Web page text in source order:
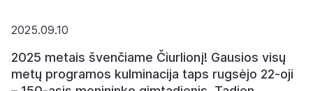
2025.09.10
2025 metais švenčiame Čiurlionį! Gausios visų
metų programos kulminacija taps rugsėjo 22-oji